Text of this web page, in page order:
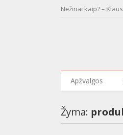
Nežinai kaip? –
Apžvalgos
Žyma: